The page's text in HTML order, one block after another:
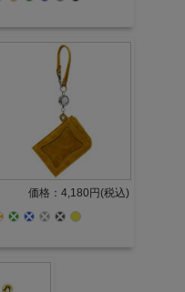
価格：4,180円(税込)